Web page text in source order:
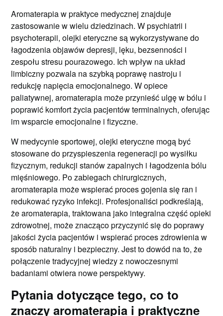
Aromaterapia w praktyce medycznej znajduje
zastosowanie w wielu dziedzinach. W psychiatrii i
psychoterapii, olejki eteryczne są wykorzystywane do
łagodzenia objawów depresji, lęku, bezsenności i
zespołu stresu pourazowego. Ich wpływ na układ
limbiczny pozwala na szybką poprawę nastroju i
redukcję napięcia emocjonalnego. W opiece
paliatywnej, aromaterapia może przynieść ulgę w bólu i
poprawić komfort życia pacjentów terminalnych, oferując
im wsparcie emocjonalne i fizyczne.
W medycynie sportowej, olejki eteryczne mogą być
stosowane do przyspieszenia regeneracji po wysiłku
fizycznym, redukcji stanów zapalnych i łagodzenia bólu
mięśniowego. Po zabiegach chirurgicznych,
aromaterapia może wspierać proces gojenia się ran i
redukować ryzyko infekcji. Profesjonaliści podkreślają,
że aromaterapia, traktowana jako integralna część opieki
zdrowotnej, może znacząco przyczynić się do poprawy
jakości życia pacjentów i wspierać proces zdrowienia w
sposób naturalny i bezpieczny. Jest to dowód na to, że
połączenie tradycyjnej wiedzy z nowoczesnymi
badaniami otwiera nowe perspektywy.
Pytania dotyczące tego, co to
znaczy aromaterapia i praktyczne